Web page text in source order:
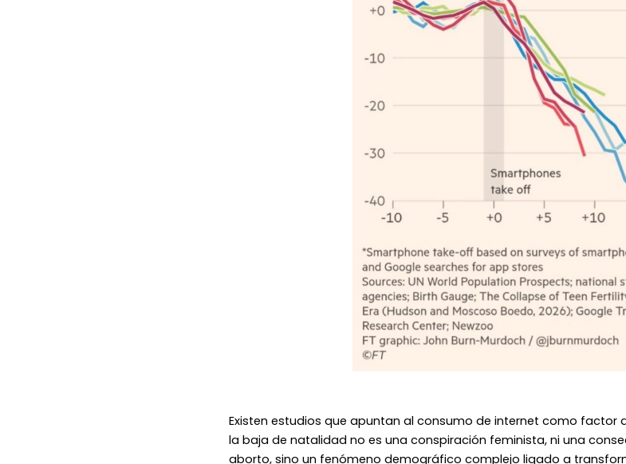
Existen estudios que apuntan al consumo de internet como factor
la baja de natalidad no es una conspiración feminista, ni una
aborto, sino un fenómeno demográfico complejo ligado a